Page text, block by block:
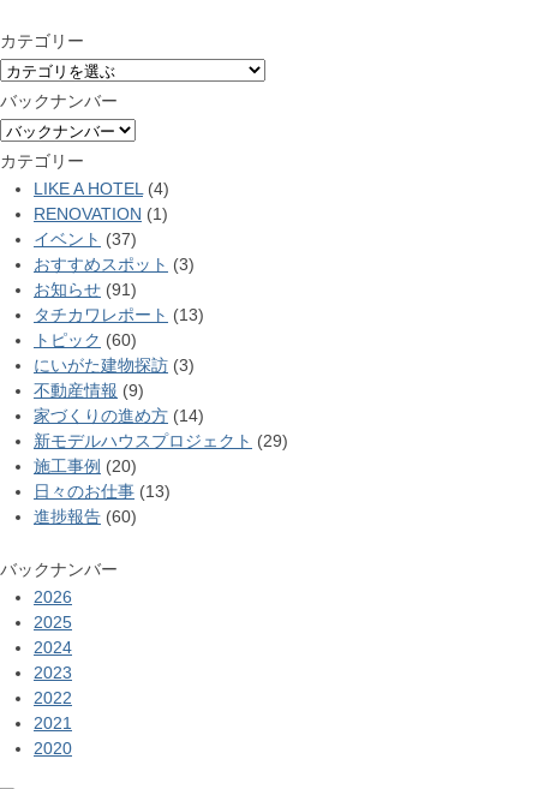
カテゴリー
バックナンバー
カテゴリー
LIKE A HOTEL (4)
RENOVATION (1)
イベント (37)
おすすめスポット (3)
お知らせ (91)
タチカワレポート (13)
トピック (60)
にいがた建物探訪 (3)
不動産情報 (9)
家づくりの進め方 (14)
新モデルハウスプロジェクト (29)
施工事例 (20)
日々のお仕事 (13)
進捗報告 (60)
バックナンバー
2026
2025
2024
2023
2022
2021
2020